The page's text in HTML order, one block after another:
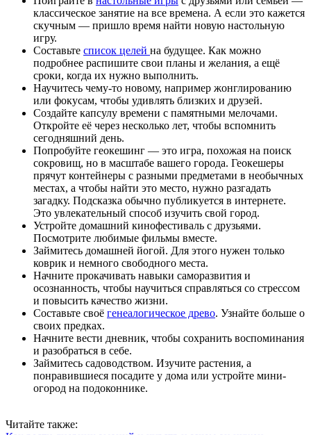
классическое занятие на все времена. А если это кажется
скучным — пришло время найти новую настольную
игру.
Составьте список целей на будущее. Как можно
подробнее распишите свои планы и желания, а ещё
сроки, когда их нужно выполнить.
Научитесь чему-то новому, например жонглированию
или фокусам, чтобы удивлять близких и друзей.
Создайте капсулу времени с памятными мелочами.
Откройте её через несколько лет, чтобы вспомнить
сегодняшний день.
Попробуйте геокешинг — это игра, похожая на поиск
сокровищ, но в масштабе вашего города. Геокешеры
прячут контейнеры с разными предметами в необычных
местах, а чтобы найти это место, нужно разгадать
загадку. Подсказка обычно публикуется в интернете.
Это увлекательный способ изучить свой город.
Устройте домашний кинофестиваль с друзьями.
Посмотрите любимые фильмы вместе.
Займитесь домашней йогой. Для этого нужен только
коврик и немного свободного места.
Начните прокачивать навыки саморазвития и
осознанность, чтобы научиться справляться со стрессом
и повысить качество жизни.
Составьте своё генеалогическое древо. Узнайте больше о
своих предках.
Начните вести дневник, чтобы сохранить воспоминания
и разобраться в себе.
Займитесь садоводством. Изучите растения, а
понравившиеся посадите у дома или устройте мини-
огород на подоконнике.
Читайте также: